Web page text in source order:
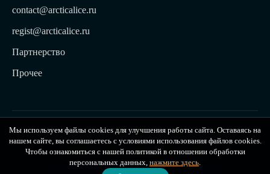
contact@arcticalice.ru
regist@arcticalice.ru
Партнерство
Прочее
© 2022-2026 Издательство Арктики Лёд. Все права
защищены. Издательство Arctic Ice
Публичная оферта|Политика конфиденциальности
Мы используем файлы cookies для улучшения работы сайта. Оставаясь на
нашем сайте, вы соглашаетесь с условиями использования файлов cookies.
Чтобы ознакомиться с нашей политикой в отношении обработки
персональных данных, нажмите здесь.